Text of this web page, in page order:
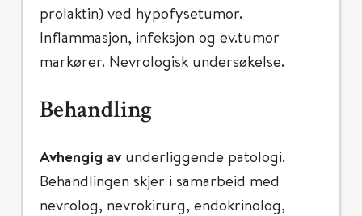
prolaktin) ved hypofysetumor.
Inflammasjon, infeksjon og ev.tumor
markører. Nevrologisk undersøkelse.
Behandling
Avhengig av underliggende patologi.
Behandlingen skjer i samarbeid med
nevrolog, nevrokirurg, endokrinolog,